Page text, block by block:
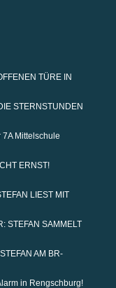
TÜRE IN
STERNSTUNDEN
Mittelschule
ERNST!
LIEST MIT
STEFAN SAMMELT
AM BR-
in Rengschburg!